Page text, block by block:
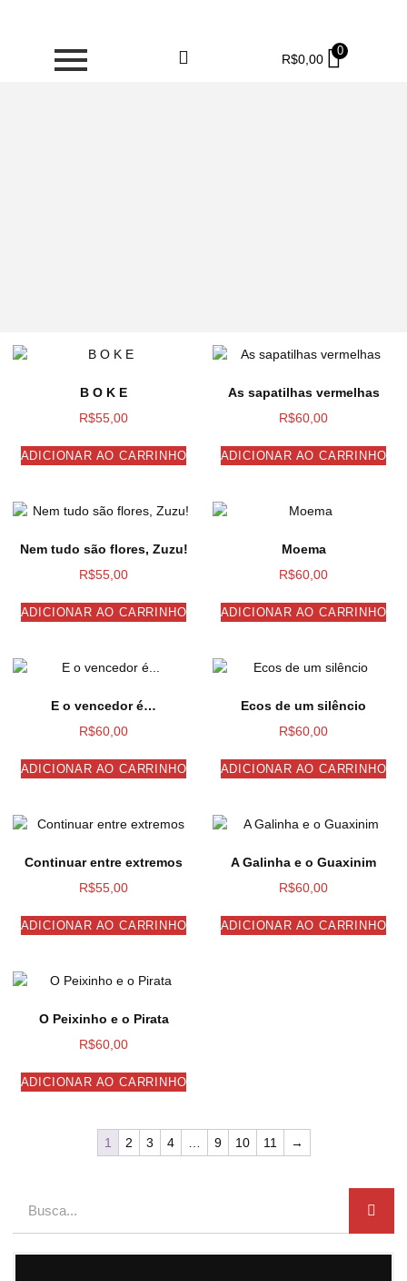
R$0,00
0
B O K E
R$55,00
ADICIONAR AO CARRINHO
As sapatilhas vermelhas
R$60,00
ADICIONAR AO CARRINHO
Nem tudo são flores, Zuzu!
R$55,00
ADICIONAR AO CARRINHO
Moema
R$60,00
ADICIONAR AO CARRINHO
E o vencedor é…
R$60,00
ADICIONAR AO CARRINHO
Ecos de um silêncio
R$60,00
ADICIONAR AO CARRINHO
Continuar entre extremos
R$55,00
ADICIONAR AO CARRINHO
A Galinha e o Guaxinim
R$60,00
ADICIONAR AO CARRINHO
O Peixinho e o Pirata
R$60,00
ADICIONAR AO CARRINHO
1 2 3 4 9 10 11 →